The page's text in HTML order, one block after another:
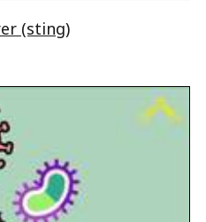
(sting)